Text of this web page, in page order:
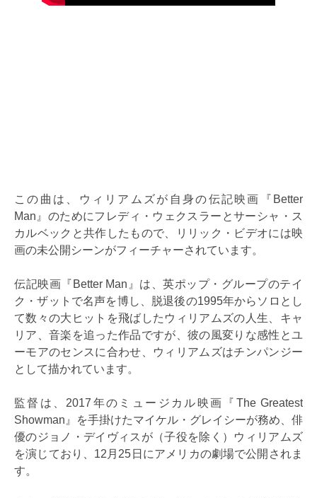
この曲は、ウィリアムズが自身の伝記映画『Better
Man』のためにフレディ・ウェクスラーとサーシャ・ス
カルベックと共作したもので、リリック・ビデオには映
画の未公開シーンがフィーチャーされています。
伝記映画『Better Man』は、英ポップ・グループのテイ
ク・ザットで名声を博し、脱退後の1995年からソロとし
て数々の大ヒットを飛ばしたウィリアムズの人生、キャ
リア、音楽を追った作品ですが、彼の風変りな感性とユ
ーモアのセンスに合わせ、ウィリアムズはチンパンジー
として描かれています。
監督は、2017年のミュージカル映画『The Greatest
Showman』を手掛けたマイケル・グレイシーが務め、俳
優のジョノ・デイヴィスが（子役を除く）ウィリアムズ
を演じており、12月25日にアメリカの劇場で公開されま
す。